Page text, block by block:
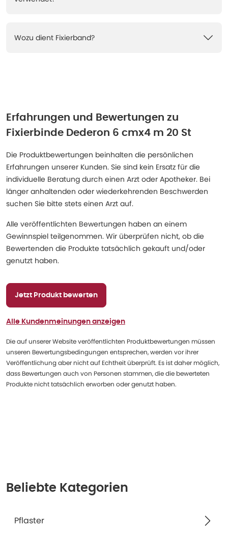
Wozu dient Fixierband?
Erfahrungen und Bewertungen zu
Fixierbinde Dederon 6 cmx4 m 20 St
Die Produktbewertungen beinhalten die persönlichen
Erfahrungen unserer Kunden. Sie sind kein Ersatz für die
individuelle Beratung durch einen Arzt oder Apotheker. Bei
länger anhaltenden oder wiederkehrenden Beschwerden
suchen Sie bitte stets einen Arzt auf.
Alle veröffentlichten Bewertungen haben an einem
Gewinnspiel teilgenommen. Wir überprüfen nicht, ob die
Bewertenden die Produkte tatsächlich gekauft und/oder
genutzt haben.
Jetzt Produkt bewerten
Alle Kundenmeinungen anzeigen
Die auf unserer Website veröffentlichten Produktbewertungen müssen
unseren Bewertungsbedingungen entsprechen, werden vor ihrer
Veröffentlichung aber nicht auf Echtheit überprüft. Es ist daher möglich,
dass Bewertungen auch von Personen stammen, die die bewerteten
Produkte nicht tatsächlich erworben oder genutzt haben.
Beliebte Kategorien
Pflaster